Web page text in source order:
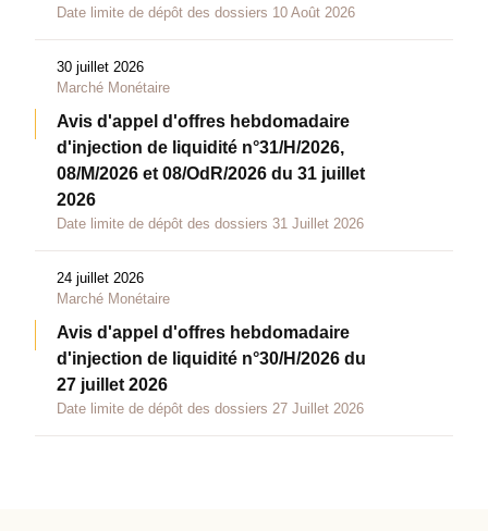
Date limite de dépôt des dossiers 10 Août 2026
30 juillet 2026
Marché Monétaire
Avis d'appel d'offres hebdomadaire
d'injection de liquidité n°31/H/2026,
08/M/2026 et 08/OdR/2026 du 31 juillet
2026
Date limite de dépôt des dossiers 31 Juillet 2026
24 juillet 2026
Marché Monétaire
Avis d'appel d'offres hebdomadaire
d'injection de liquidité n°30/H/2026 du
27 juillet 2026
Date limite de dépôt des dossiers 27 Juillet 2026